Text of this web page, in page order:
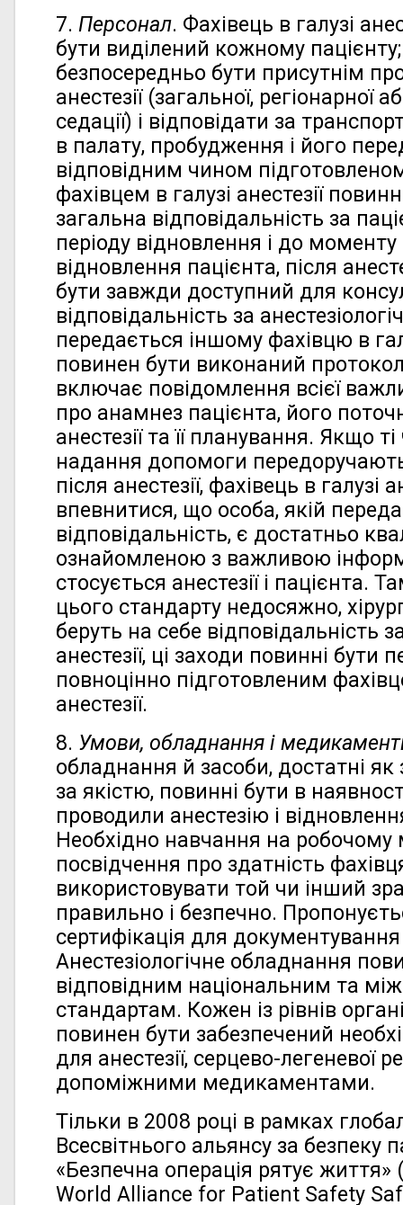
7. Персонал. Фахівець в галузі
бути виділений кожному пацієнту;
безпосередньо бути присутнім
анестезії (загальної, регіонарної
седації) і відповідати за
в палату, пробудження і його
відповідним чином
фахівцем в галузі анестезії
загальна відповідальність за
періоду відновлення і до
відновлення пацієнта, після
бути завжди доступний для
відповідальність за
передається іншому фахівцю в
повинен бути виконаний
включає повідомлення всієї
про анамнез пацієнта, його
анестезії та її планування. Якщо
надання допомоги
після анестезії, фахівець в галузі
впевнитися, що особа, якій
відповідальність, є достатньо
ознайомленою з важливою
стосується анестезії і пацієнта.
цього стандарту недосяжно,
беруть на себе відповідальність
анестезії, ці заходи повинні бути
повноцінно підготовленим
анестезії.
8. Умови, обладнання і
обладнання й засоби, достатні як
за якістю, повинні бути в
проводили анестезію і
Необхідно навчання на робочому
посвідчення про здатність
використовувати той чи інший
правильно і безпечно.
сертифікація для
Анестезіологічне обладнання
відповідним національним та
стандартам. Кожен із рівнів
повинен бути забезпечений
для анестезії, серцево-легеневої
допоміжними медикаментами.
Тільки в 2008 році в рамках
Всесвітнього альянсу за безпеку
«Безпечна операція рятує життя»
World Alliance for Patient Safety